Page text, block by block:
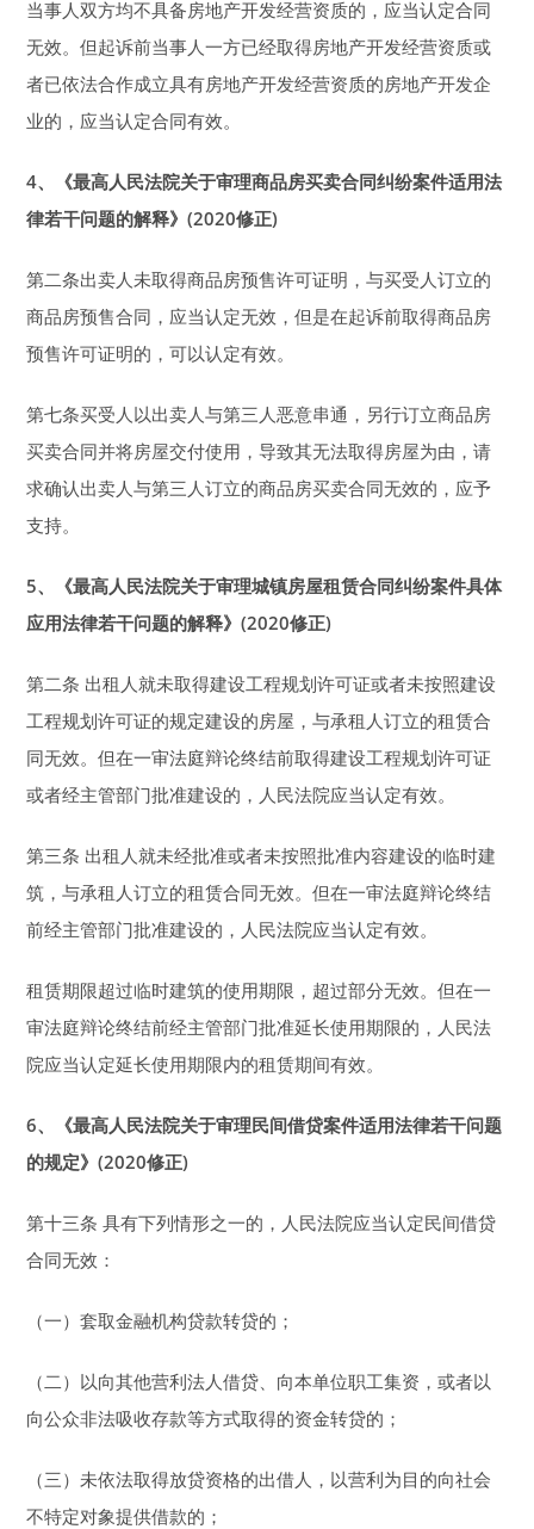
当事人双方均不具备房地产开发经营资质的，应当认定合同
无效。但起诉前当事人一方已经取得房地产开发经营资质或
者已依法合作成立具有房地产开发经营资质的房地产开发企
业的，应当认定合同有效。
4、《最高人民法院关于审理商品房买卖合同纠纷案件适用法
律若干问题的解释》(2020修正)
第二条出卖人未取得商品房预售许可证明，与买受人订立的
商品房预售合同，应当认定无效，但是在起诉前取得商品房
预售许可证明的，可以认定有效。
第七条买受人以出卖人与第三人恶意串通，另行订立商品房
买卖合同并将房屋交付使用，导致其无法取得房屋为由，请
求确认出卖人与第三人订立的商品房买卖合同无效的，应予
支持。
5、《最高人民法院关于审理城镇房屋租赁合同纠纷案件具体
应用法律若干问题的解释》(2020修正)
第二条 出租人就未取得建设工程规划许可证或者未按照建设
工程规划许可证的规定建设的房屋，与承租人订立的租赁合
同无效。但在一审法庭辩论终结前取得建设工程规划许可证
或者经主管部门批准建设的，人民法院应当认定有效。
第三条 出租人就未经批准或者未按照批准内容建设的临时建
筑，与承租人订立的租赁合同无效。但在一审法庭辩论终结
前经主管部门批准建设的，人民法院应当认定有效。
租赁期限超过临时建筑的使用期限，超过部分无效。但在一
审法庭辩论终结前经主管部门批准延长使用期限的，人民法
院应当认定延长使用期限内的租赁期间有效。
6、《最高人民法院关于审理民间借贷案件适用法律若干问题
的规定》(2020修正)
第十三条 具有下列情形之一的，人民法院应当认定民间借贷
合同无效：
（一）套取金融机构贷款转贷的；
（二）以向其他营利法人借贷、向本单位职工集资，或者以
向公众非法吸收存款等方式取得的资金转贷的；
（三）未依法取得放贷资格的出借人，以营利为目的向社会
不特定对象提供借款的；